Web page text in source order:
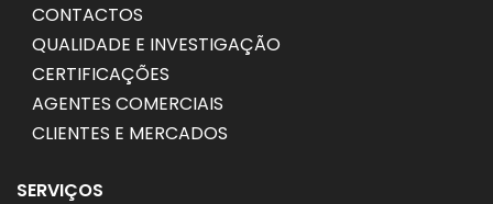
CONTACTOS
QUALIDADE E INVESTIGAÇÃO
CERTIFICAÇÕES
AGENTES COMERCIAIS
CLIENTES E MERCADOS
SERVIÇOS